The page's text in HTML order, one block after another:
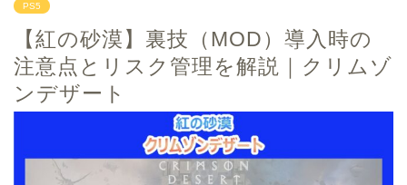
PS5
【紅の砂漠】裏技（MOD）導入時の
注意点とリスク管理を解説｜クリムゾ
ンデザート